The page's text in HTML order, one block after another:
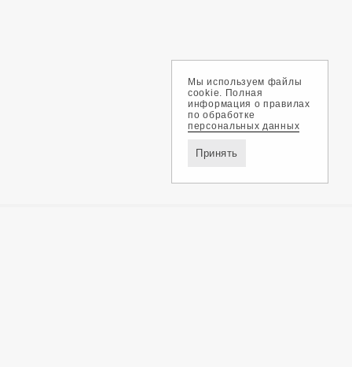
Мы используем файлы
cookie. Полная
информация о правилах
по обработке
персональных данных
Принять